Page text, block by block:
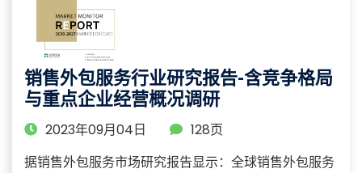
销售外包服务行业研究报告-含竞争格局
与重点企业经营概况调研
2023年09月04日
128页
据销售外包服务市场研究报告显示：全球销售外包服务